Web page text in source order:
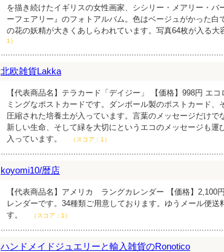
を描き続けたイギリスの女性画家、シシリー・メアリー・バ
ーフェアリー』のフォトアルバム。色はベージュがかった白
の花の妖精が大きくあしらわれています。写真64枚が入る大
1）
北欧雑貨Lakka
【代表商品名】テラカード「デイジー」 【価格】998円 エ
ミングなポストカードです。ダンボール製のポストカード、
圧縮された培養土が入っています。言葉のメッセージだけで
新しい生命、そして緑を大切にというエコのメッセージも運
入っています。
（スコア：1）
koyomi10/暦店
【代表商品名】アメリカ ラングカレンダー 【価格】2,100
レンダーです。34種類ご用意しております。ゆうメール便送
す。
（スコア：1）
ハンドメイドジュエリーと輸入雑貨のRonotico